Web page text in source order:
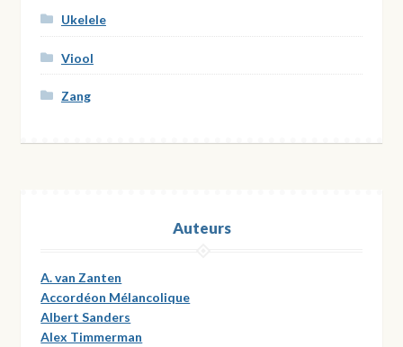
Ukelele
Viool
Zang
Auteurs
A. van Zanten
Accordéon Mélancolique
Albert Sanders
Alex Timmerman